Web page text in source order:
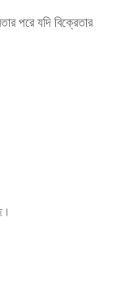
পরে যদি বিক্রেতার